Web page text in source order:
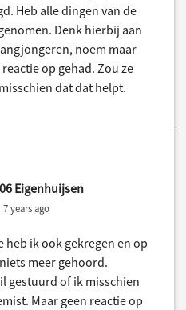
Heb alle dingen van de
Denk hierbij aan
noem maar
op gehad. Zou ze
dat dat helpt.
Eigenhuijsen
7 years ago
heb ik ook gekregen en op
meer gehoord.
gestuurd of ik misschien
Maar geen reactie op